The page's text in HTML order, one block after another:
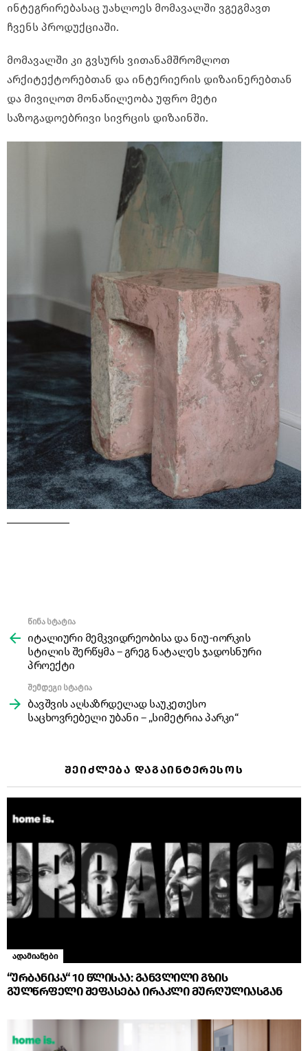
ინტეგრირებასაც უახლოეს მომავალში ვგეგმავთ
ჩვენს პროდუქციაში.
მომავალში კი გვსურს ვითანამშრომლოთ
არქიტექტორებთან და ინტერიერის დიზაინერებთან
და მივიღოთ მონაწილეობა უფრო მეტი
საზოგადოებრივი სივრცის დიზაინში.
more
წინა სტატია
იტალიური მემკვიდრეობისა და ნიუ-იორკის
სტილის შერწყმა – გრეგ ნატალეს ჯადოსნური
პროექტი
შემდეგი სტატია
ბავშვის აღსაზრდელად საუკეთესო
საცხოვრებელი უბანი – „სიმეტრია პარკი“
ᲨᲔᲘᲫᲚᲔᲑᲐ ᲓᲐᲒᲐᲘᲜᲢᲔᲠᲔᲡᲝᲡ
ადამიანები
“ურბანიკა“ 10 წლისაა: განვლილი გზის
გულწრფელი შეფასება ირაკლი მურღულიასგან